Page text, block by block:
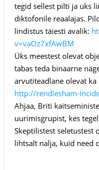
tegid sellest pilti ja üks
diktofonile reaalajas.
lindistus täiesti avalik:
v=vaOz7xfAwBM
Üks meestest olevat
tabas teda binaarne
arvutiteadlane olevat
http://rendlesham-
Ahjaa, Briti
uurimisgrupist, kes
Skeptilistest seletustest
lihtsalt nalja, kuid need